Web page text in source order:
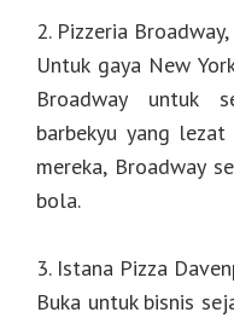
2. Pizzeria
Untuk gaya New
Broadway untuk
barbekyu yang
mereka, Broadway
bola.
3. Istana Pizza
Buka untuk bisnis